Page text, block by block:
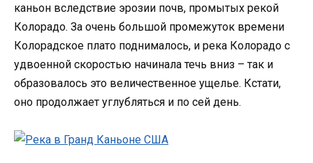
каньон вследствие эрозии почв, промытых рекой
Колорадо. За очень большой промежуток времени
Колорадское плато поднималось, и река Колорадо с
удвоенной скоростью начинала течь вниз – так и
образовалось это величественное ущелье. Кстати,
оно продолжает углубляться и по сей день.